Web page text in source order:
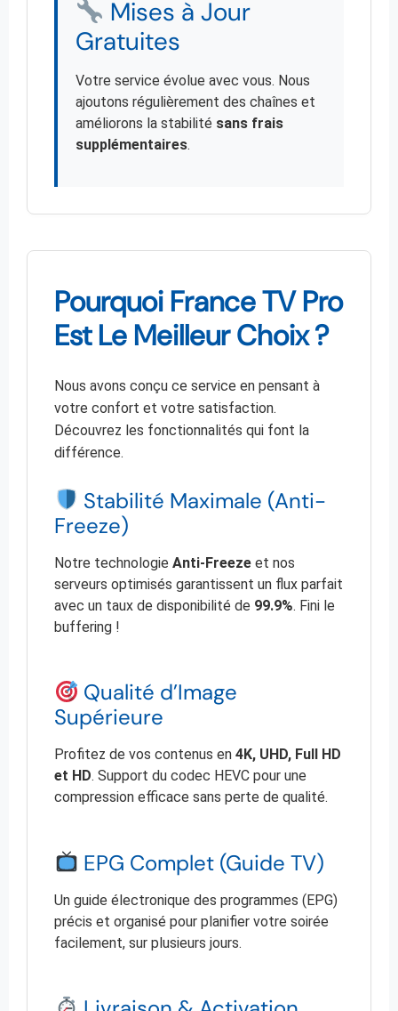
Mises à Jour
Gratuites
Votre service évolue avec vous. Nous
ajoutons régulièrement des chaînes et
améliorons la stabilité sans frais
supplémentaires.
Pourquoi France TV Pro
Est Le Meilleur Choix ?
Nous avons conçu ce service en pensant à
votre confort et votre satisfaction.
Découvrez les fonctionnalités qui font la
différence.
Stabilité Maximale (Anti-
Freeze)
Notre technologie Anti-Freeze et nos
serveurs optimisés garantissent un flux parfait
avec un taux de disponibilité de 99.9%. Fini le
buffering !
Qualité d’Image
Supérieure
Profitez de vos contenus en 4K, UHD, Full HD
et HD. Support du codec HEVC pour une
compression efficace sans perte de qualité.
EPG Complet (Guide TV)
Un guide électronique des programmes (EPG)
précis et organisé pour planifier votre soirée
facilement, sur plusieurs jours.